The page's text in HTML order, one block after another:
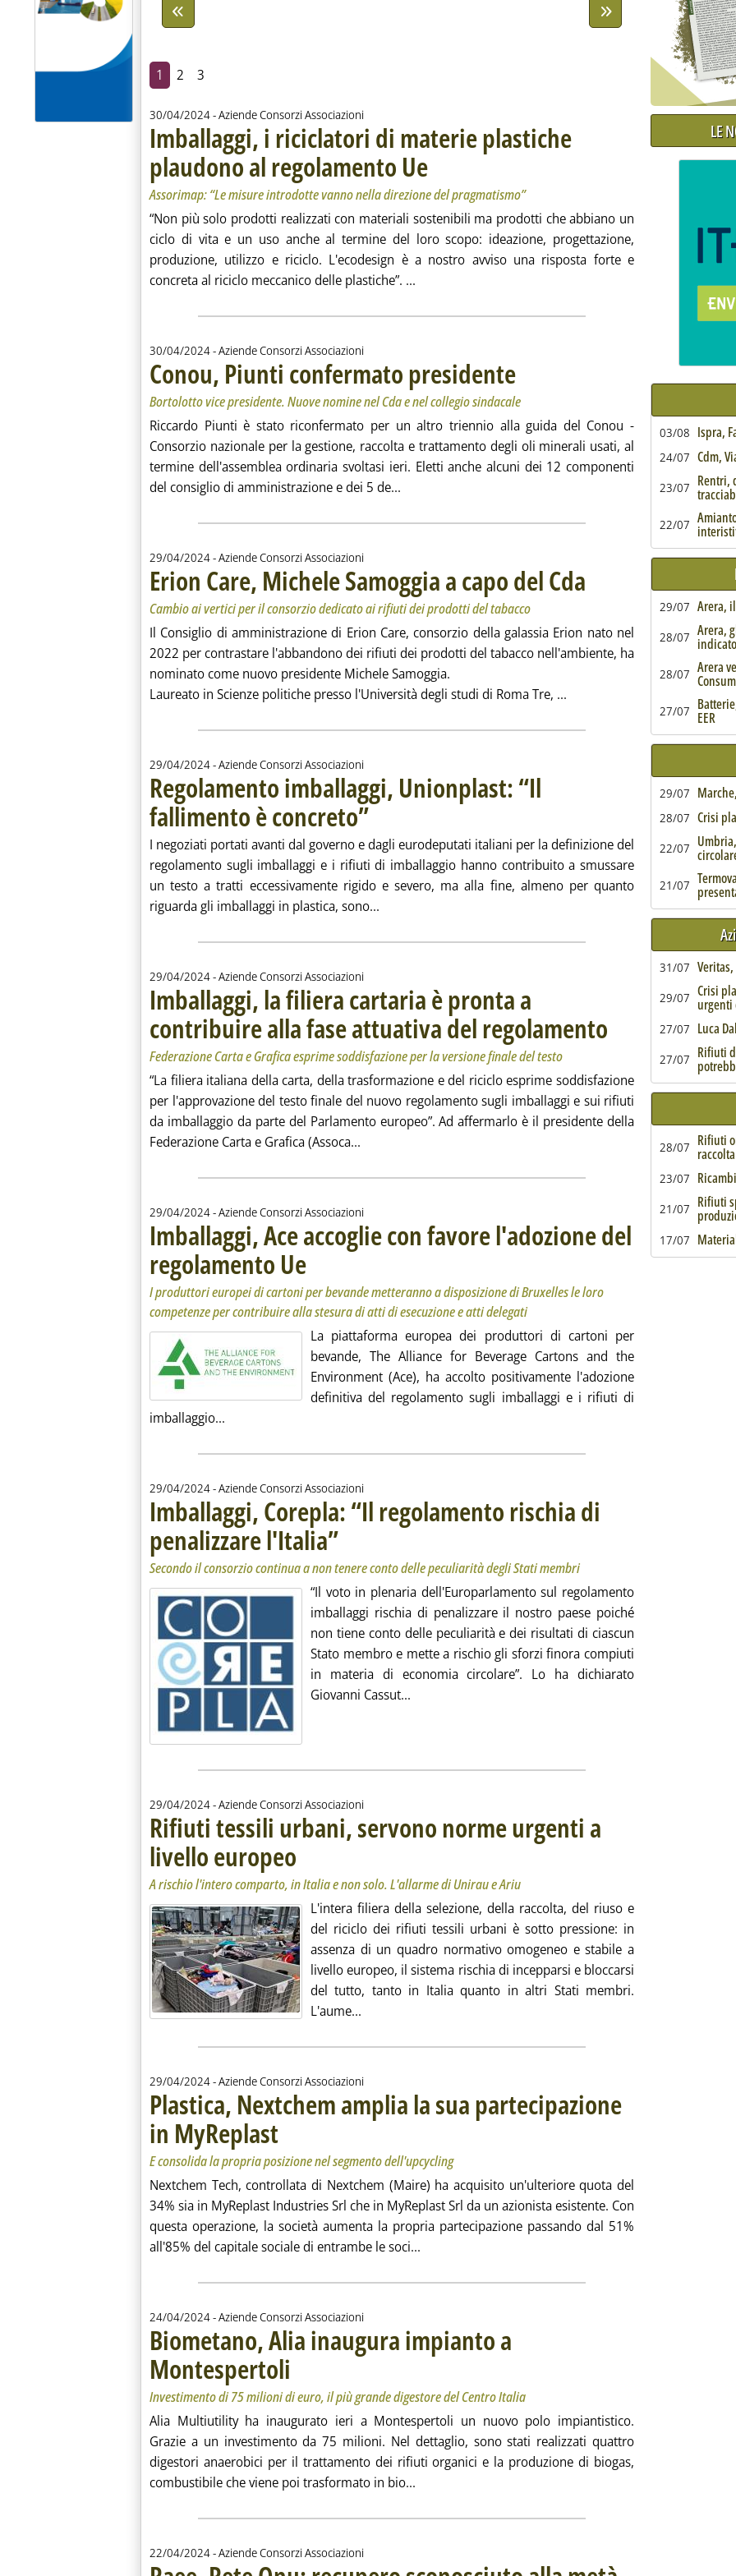
1 2 3
30/04/2024- Aziende Consorzi Associazioni
Imballaggi, i riciclatori di materie plastiche
plaudono al regolamento Ue . Sottotitolo: Assorimap: “Le misure introdotte vanno nella direzione del
. Pubblicata martedì 30 aprile 2024 alle 15.12.
Assorimap: “Le misure introdotte vanno nella direzione del pragmatismo”
“Non più solo prodotti realizzati con materiali sostenibili ma prodotti che abbiano un
ciclo di vita e un uso anche al termine del loro scopo: ideazione, progettazione,
produzione, utilizzo e riciclo. L'ecodesign è a nostro avviso una risposta forte e
concreta al riciclo meccanico delle plastiche”. ...
30/04/2024- Aziende Consorzi Associazioni
Conou, Piunti confermato presidente . Sottotitolo: Bortolotto vice presidente. Nuove nomine
. Pubblicata martedì 30 aprile 2024 alle 12.36.
Bortolotto vice presidente. Nuove nomine nel Cda e nel collegio sindacale
Riccardo Piunti è stato riconfermato per un altro triennio alla guida del Conou -
Consorzio nazionale per la gestione, raccolta e trattamento degli oli minerali usati, al
termine dell'assemblea ordinaria svoltasi ieri. Eletti anche alcuni dei 12 componenti
del consiglio di amministrazione e dei 5 de... Leggi tutta la notizia: 'Conou, Piunti confermato
29/04/2024- Aziende Consorzi Associazioni
Erion Care, Michele Samoggia a capo del Cda . Sottotitolo: Cambio ai vertici per il
. Pubblicata lunedì 29 aprile 2024
Cambio ai vertici per il consorzio dedicato ai rifiuti dei prodotti del tabacco
Il Consiglio di amministrazione di Erion Care, consorzio della galassia Erion nato nel
2022 per contrastare l'abbandono dei rifiuti dei prodotti del tabacco nell'ambiente, ha
nominato come nuovo presidente Michele Samoggia.
Laureato in Scienze politiche presso l'Università degli studi di Roma Tre, ...
29/04/2024- Aziende Consorzi Associazioni
Regolamento imballaggi, Unionplast: “Il
fallimento è concreto”. Pubblicata lunedì 29 aprile 2024 alle 18.33.
I negoziati portati avanti dal governo e dagli eurodeputati italiani per la definizione del
regolamento sugli imballaggi e i rifiuti di imballaggio hanno contribuito a smussare
un testo a tratti eccessivamente rigido e severo, ma alla fine, almeno per quanto
riguarda gli imballaggi in plastica, sono... Leggi tutta la notizia: 'Regolamento imballaggi, Unionplast:
29/04/2024- Aziende Consorzi Associazioni
Imballaggi, la filiera cartaria è pronta a
contribuire alla fase attuativa del regolamento . Sottotitolo: Federazione
. Pubblicata lunedì 29 aprile
Federazione Carta e Grafica esprime soddisfazione per la versione finale del testo
“La filiera italiana della carta, della trasformazione e del riciclo esprime soddisfazione
per l'approvazione del testo finale del nuovo regolamento sugli imballaggi e sui rifiuti
da imballaggio da parte del Parlamento europeo”. Ad affermarlo è il presidente della
Federazione Carta e Grafica (Assoca... Leggi tutta la notizia: 'Imballaggi, la filiera cartaria è pronta a
29/04/2024- Aziende Consorzi Associazioni
Imballaggi, Ace accoglie con favore l'adozione del
regolamento Ue . Sottotitolo: I produttori europei di cartoni per bevande metteranno a disposizione di Bruxelles le loro
. Pubblicata lunedì 29 aprile 2024 alle 16.19.
I produttori europei di cartoni per bevande metteranno a disposizione di Bruxelles le loro
competenze per contribuire alla stesura di atti di esecuzione e atti delegati
La piattaforma europea dei produttori di cartoni per
bevande, The Alliance for Beverage Cartons and the
Environment (Ace), ha accolto positivamente l'adozione
definitiva del regolamento sugli imballaggi e i rifiuti di
imballaggio...
29/04/2024- Aziende Consorzi Associazioni
Imballaggi, Corepla: “Il regolamento rischia di
penalizzare l'Italia”. Sottotitolo: Secondo il consorzio continua a non tenere conto delle peculiarità degli Stati membri
. Pubblicata lunedì 29 aprile 2024 alle 16.9.
Secondo il consorzio continua a non tenere conto delle peculiarità degli Stati membri
“Il voto in plenaria dell'Europarlamento sul regolamento
imballaggi rischia di penalizzare il nostro paese poiché
non tiene conto delle peculiarità e dei risultati di ciascun
Stato membro e mette a rischio gli sforzi finora compiuti
in materia di economia circolare”. Lo ha dichiarato
Giovanni Cassut...
29/04/2024- Aziende Consorzi Associazioni
Rifiuti tessili urbani, servono norme urgenti a
livello europeo . Sottotitolo: A rischio l'intero comparto, in Italia e non solo. L'allarme di Unirau e Ariu
A rischio l'intero comparto, in Italia e non solo. L'allarme di Unirau e Ariu
L'intera filiera della selezione, della raccolta, del riuso e
del riciclo dei rifiuti tessili urbani è sotto pressione: in
assenza di un quadro normativo omogeneo e stabile a
livello europeo, il sistema rischia di incepparsi e bloccarsi
del tutto, tanto in Italia quanto in altri Stati membri.
L'aume...
29/04/2024- Aziende Consorzi Associazioni
Plastica, Nextchem amplia la sua partecipazione
in MyReplast . Sottotitolo: E consolida la propria posizione nel segmento dell'upcycling
. Pubblicata lunedì 29 aprile 2024 alle 12.16.
E consolida la propria posizione nel segmento dell'upcycling
Nextchem Tech, controllata di Nextchem (Maire) ha acquisito un'ulteriore quota del
34% sia in MyReplast Industries Srl che in MyReplast Srl da un azionista esistente. Con
questa operazione, la società aumenta la propria partecipazione passando dal 51%
all'85% del capitale sociale di entrambe le soci...
24/04/2024- Aziende Consorzi Associazioni
Biometano, Alia inaugura impianto a
Montespertoli . Sottotitolo: Investimento di 75 milioni di euro, il più grande digestore del Centro Italia
. Pubblicata mercoledì 24 aprile 2024 alle 10.20.
Investimento di 75 milioni di euro, il più grande digestore del Centro Italia
Alia Multiutility ha inaugurato ieri a Montespertoli un nuovo polo impiantistico.
Grazie a un investimento da 75 milioni. Nel dettaglio, sono stati realizzati quattro
digestori anaerobici per il trattamento dei rifiuti organici e la produzione di biogas,
combustibile che viene poi trasformato in bio...
22/04/2024- Aziende Consorzi Associazioni
LE
03/08 Ispra,
24/07 Cdm,
23/07 Rentri,
22/07
29/07 Arera,
28/07 Arera,
28/07 Arera
27/07 EER
29/07
28/07 Crisi
22/07
21/07
31/07
29/07 Crisi
27/07 Luca
27/07 Rifiuti
28/07 Rifiuti
raccolta
23/07
21/07 Rifiuti
17/07